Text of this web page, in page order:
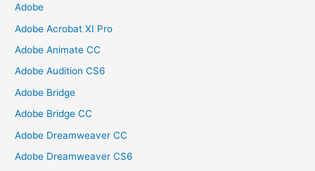
Adobe
Adobe Acrobat XI Pro
Adobe Animate CC
Adobe Audition CS6
Adobe Bridge
Adobe Bridge CC
Adobe Dreamweaver CC
Adobe Dreamweaver CS6